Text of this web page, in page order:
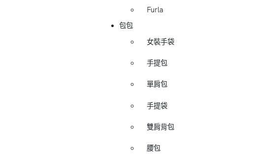
Furla
包包
女裝手袋
手提包
單肩包
手提袋
雙肩背包
腰包